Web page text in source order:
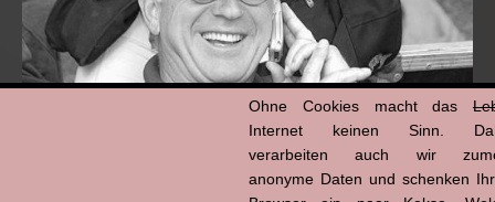
Ohne Cookies macht das
Internet keinen Sinn.
verarbeiten auch wir
anonyme Daten und schenken